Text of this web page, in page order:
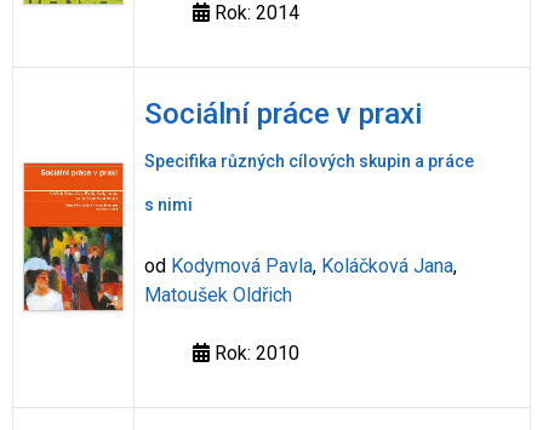
Rok: 2014
Sociální práce v praxi
Specifika různých cílových skupin a práce
s nimi
od Kodymová Pavla, Koláčková Jana,
Matoušek Oldřich
Rok: 2010